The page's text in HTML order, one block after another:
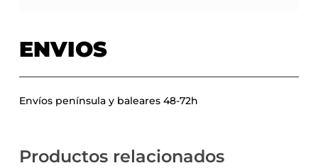
ENVIOS
Envíos península y baleares 48-72h
Productos relacionados